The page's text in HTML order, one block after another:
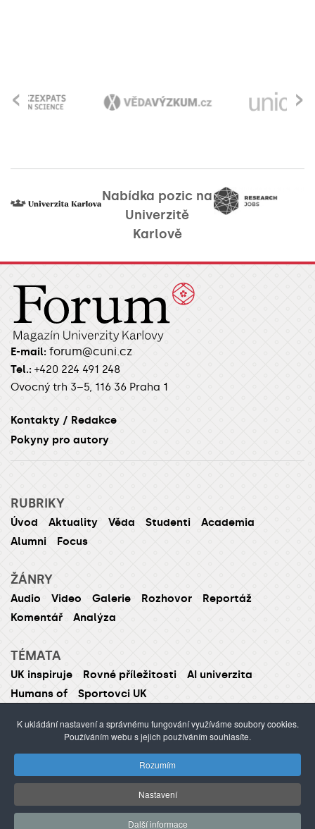
›
‹
Nabídka pozic na
Univerzitě
Karlově
E-mail: forum@cuni.cz
Tel.: +420 224 491 248
Ovocný trh 3–5, 116 36 Praha 1
Kontakty / Redakce
Pokyny pro autory
RUBRIKY
Úvod Aktuality Věda Studenti
Academia
Alumni
Focus
ŽÁNRY
Audio Video Galerie Rozhovor
Reportáž
Komentář
Analýza
TÉMATA
UK inspiruje Rovné příležitosti
AI univerzita
Humans of
Sportovci UK
Publikování nebo šíření obsahu je zakázáno bez
předchozího souhlasu.
©2012–2026Univerzita Karlova /webdesign Agionet
s.r.o.
K ukládání nastavení a správnému fungování využíváme soubory cookies.
Používáním webu s jejich používáním souhlasíte.
Rozumím
Nastavení
Další informace